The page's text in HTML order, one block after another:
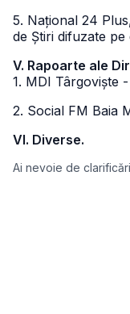
5. Național 24
de Știri difuzate pe
V. Rapoarte ale
1. MDI Târgoviște
2. Social FM Baia
VI. Diverse.
Ai nevoie de